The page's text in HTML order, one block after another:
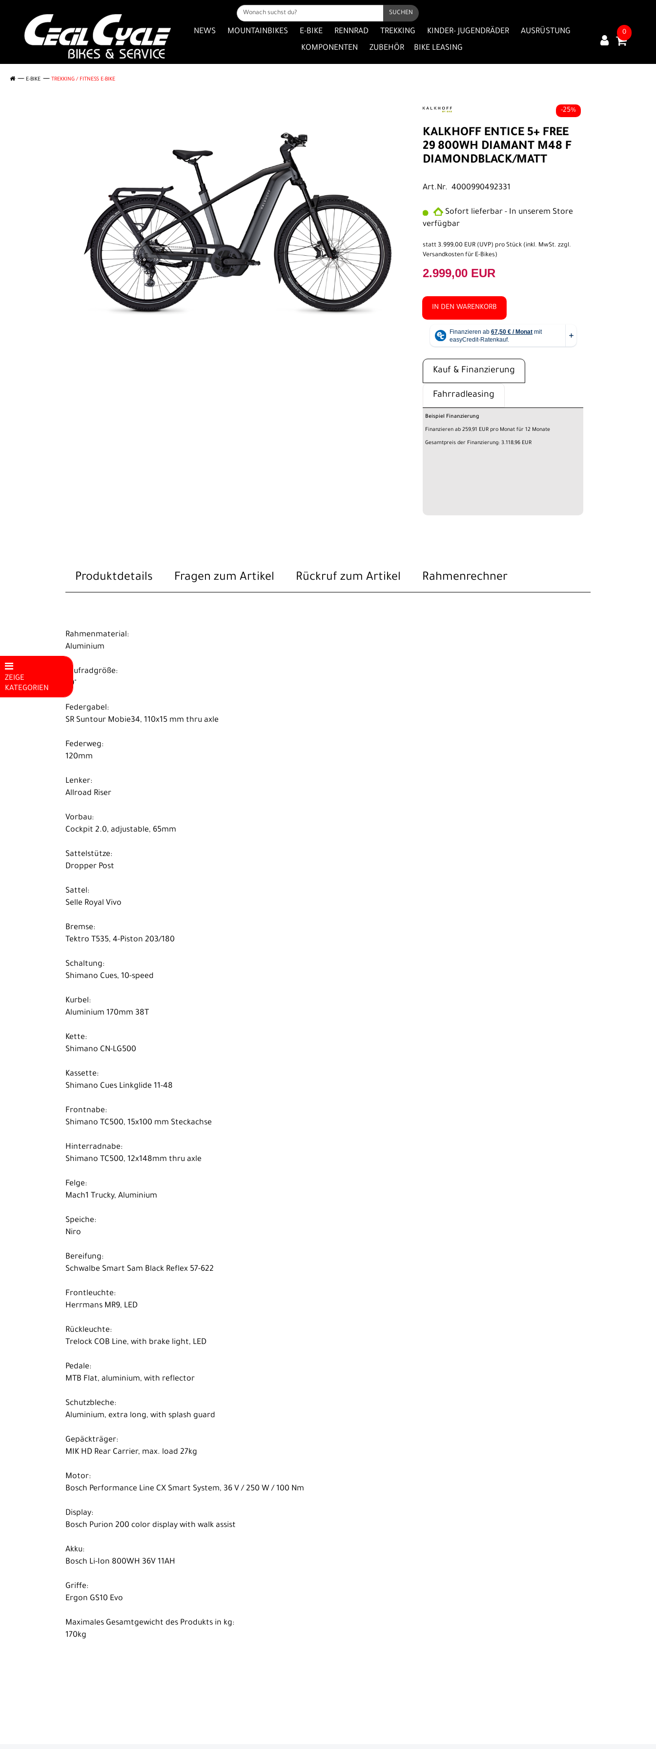
SUCHEN
NEWS MOUNTAINBIKES E-BIKE RENNRAD TREKKING KINDER- JUGENDRÄDER
AUSRÜSTUNG
KOMPONENTEN
ZUBEHÖR BIKE LEASING
0
E-BIKE TREKKING / FITNESS E-BIKE
ZEIGE
KATEGORIEN
-25%
KALKHOFF ENTICE 5+ FREE
29 800WH DIAMANT M48 F
DIAMONDBLACK/MATT
Art.Nr. 4000990492331
Sofort lieferbar - In unserem Store
verfügbar
statt3.999,00 EUR (UVP) pro Stück (inkl. MwSt. zzgl.
Versandkosten für E-Bikes)
2.999,00 EUR
IN DEN WARENKORB
Kauf & Finanzierung
Fahrradleasing
Beispiel Finanzierung
Finanzieren ab 259,91 EUR pro Monat für 12 Monate
Gesamtpreis der Finanzierung: 3.118,96 EUR
Produktdetails Fragen zum Artikel Rückruf zum Artikel Rahmenrechner
Rahmenmaterial:
Aluminium
Laufradgröße:
29"
Federgabel:
SR Suntour Mobie34, 110x15 mm thru axle
Federweg:
120mm
Lenker:
Allroad Riser
Vorbau:
Cockpit 2.0, adjustable, 65mm
Sattelstütze:
Dropper Post
Sattel:
Selle Royal Vivo
Bremse:
Tektro T535, 4-Piston 203/180
Schaltung:
Shimano Cues, 10-speed
Kurbel:
Aluminium 170mm 38T
Kette:
Shimano CN-LG500
Kassette:
Shimano Cues Linkglide 11-48
Frontnabe:
Shimano TC500, 15x100 mm Steckachse
Hinterradnabe:
Shimano TC500, 12x148mm thru axle
Felge:
Mach1 Trucky, Aluminium
Speiche:
Niro
Bereifung:
Schwalbe Smart Sam Black Reflex 57-622
Frontleuchte:
Herrmans MR9, LED
Rückleuchte:
Trelock COB Line, with brake light, LED
Pedale:
MTB Flat, aluminium, with reflector
Schutzbleche:
Aluminium, extra long, with splash guard
Gepäckträger:
MIK HD Rear Carrier, max. load 27kg
Motor:
Bosch Performance Line CX Smart System, 36 V / 250 W / 100 Nm
Display:
Bosch Purion 200 color display with walk assist
Akku:
Bosch Li-Ion 800WH 36V 11AH
Griffe:
Ergon GS10 Evo
Maximales Gesamtgewicht des Produkts in kg:
170kg